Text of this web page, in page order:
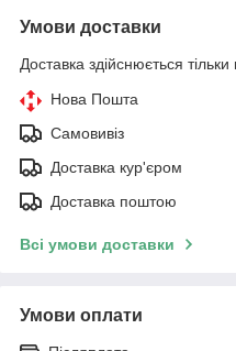
Умови доставки
Доставка здійснюється
Нова Пошта
Самовивіз
Доставка кур'єром
Доставка поштою
Всі умови доставки
Умови оплати